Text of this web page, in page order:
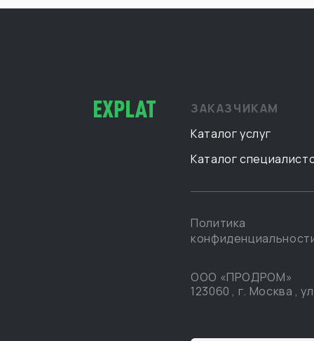
Германия 21
Гонконг 24
ЗАКАЗЧИКАМ
Каталог услуг
Каталог
Политика
ООО «ПРОДРОМ»
123060 , г. Москва ,